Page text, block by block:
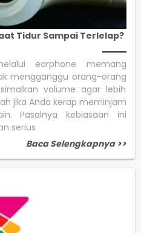
Tidur Sampai Terlelap?
earphone memang
mengganggu orang-orang
volume agar lebih
jika Anda kerap meminjam
Pasalnya kebiasaan ini
serius
Baca Selengkapnya >>